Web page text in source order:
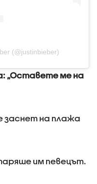
(@justinbieber)
„Оставете ме на
заснет на плажа
им певецът.